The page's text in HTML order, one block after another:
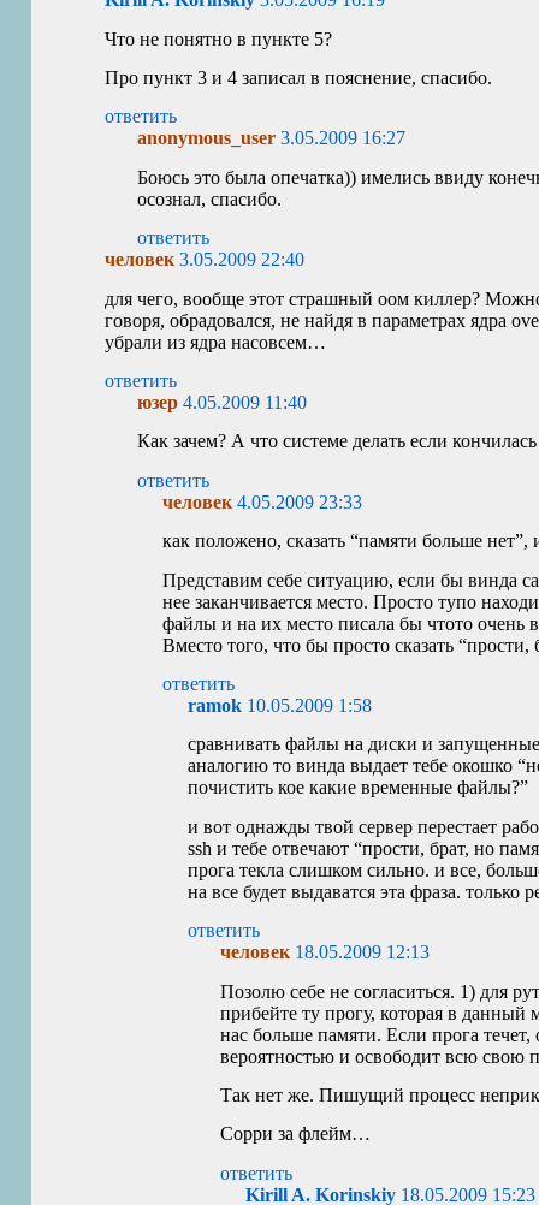
Что не понятно в пункте 5?
Про пункт 3 и 4 записал в пояснение, спасибо.
ответить
anonymous_user3.05.2009 16:27
Боюсь это была опечатка)) имелись ввиду
осознал, спасибо.
ответить
человек3.05.2009 22:40
для чего, вообще этот страшный оом киллер?
говоря, обрадовался, не найдя в параметрах ядра
убрали из ядра насовсем…
ответить
юзер4.05.2009 11:40
Как зачем? А что системе делать если
ответить
человек4.05.2009 23:33
как положено, сказать “памяти больше нет”,
Представим себе ситуацию, если бы винда
нее заканчивается место. Просто тупо
файлы и на их место писала бы чтото
Вместо того, что бы просто сказать “прости,
ответить
ramok 10.05.2009 1:58
сравнивать файлы на диски и
аналогию то винда выдает тебе окошко
почистить кое какие временные файлы?”
и вот однажды твой сервер перестает
ssh и тебе отвечают “прости, брат, но
прога текла слишком сильно. и все,
на все будет выдаватся эта фраза. только
ответить
человек 18.05.2009 12:13
Позолю себе не согласиться. 1) для
прибейте ту прогу, которая в данный
нас больше памяти. Если прога
вероятностью и освободит всю свою
Так нет же. Пишущий процесс
Сорри за флейм…
ответить
Kirill A. Korinskiy 18.05.2009 15:23